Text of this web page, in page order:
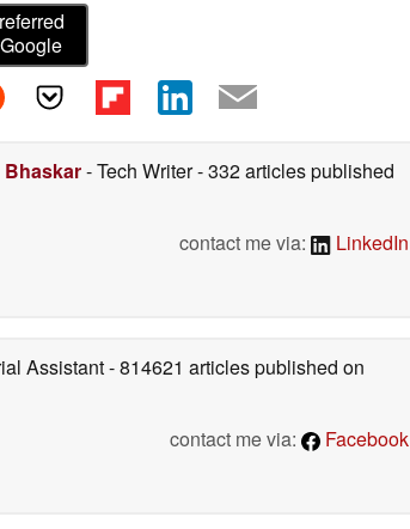
- Tech Writer- 332 articles published
contact me via:
LinkedIn
Assistant- 814621 articles published on
contact me via:
Facebook